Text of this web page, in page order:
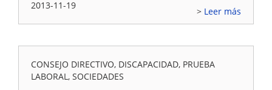
2013-11-19
Leer más
CONSEJO DIRECTIVO, DISCAPACIDAD, PRUEBA
LABORAL, SOCIEDADES